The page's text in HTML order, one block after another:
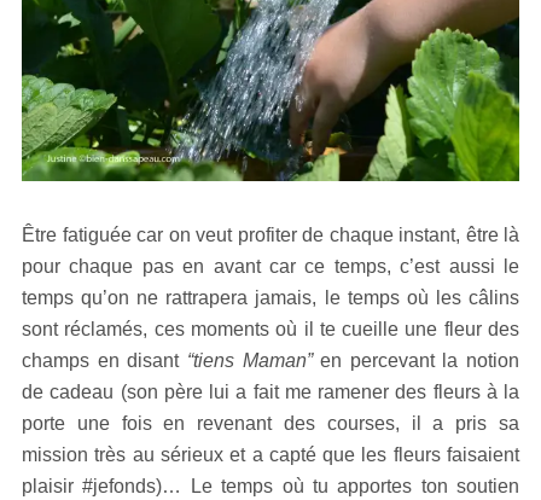
Être fatiguée car on veut profiter de chaque instant, être là
pour chaque pas en avant car ce temps, c’est aussi le
temps qu’on ne rattrapera jamais, le temps où les câlins
sont réclamés, ces moments où il te cueille une fleur des
champs en disant “tiens Maman”en percevant la notion
de cadeau (son père lui a fait me ramener des fleurs à la
porte une fois en revenant des courses, il a pris sa
mission très au sérieux et a capté que les fleurs faisaient
plaisir #jefonds)… Le temps où tu apportes ton soutien